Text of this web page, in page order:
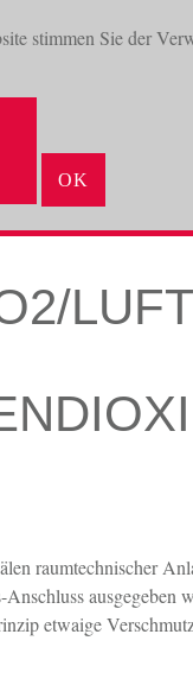
stimmen Sie der
OK
raumtechnischer
ausgegeben
etwaige